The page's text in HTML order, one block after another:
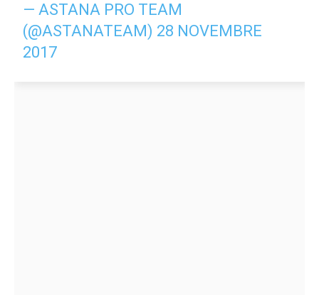
— ASTANA PRO TEAM
(@ASTANATEAM) 28 NOVEMBRE
2017